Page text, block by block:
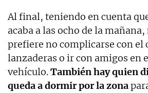
Al final, teniendo en cuenta
acaba a las ocho de la
prefiere no complicarse con el
lanzaderas o ir con amigos en
vehículo.También hay quien
queda a dormir por la zona